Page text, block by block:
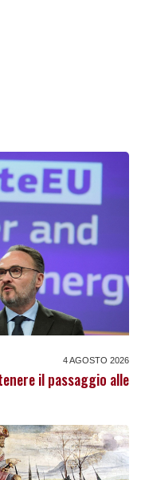
4 AGOSTO 2026
il passaggio alle